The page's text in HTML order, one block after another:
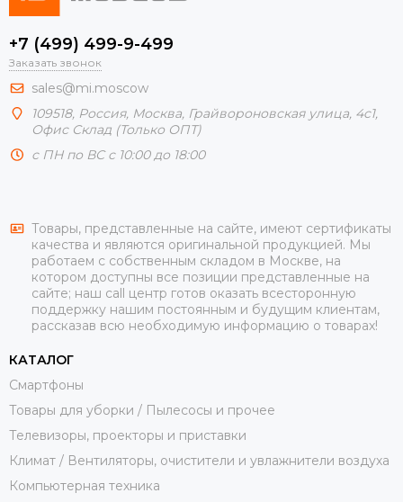
+7 (499) 499-9-499
Заказать звонок
sales@mi.moscow
109518, Россия, Москва, Грайвороновская улица, 4с1,
Офис Склад (Только ОПТ)
с ПН по ВС с 10:00 до 18:00
Товары, представленные на сайте, имеют сертификаты
качества и являются оригинальной продукцией. Мы
работаем с собственным складом в Москве, на
котором доступны все позиции представленные на
сайте; наш call центр готов оказать всесторонную
поддержку нашим постоянным и будущим клиентам,
рассказав всю необходимую информацию о товарах!
КАТАЛОГ
Смартфоны
Товары для уборки / Пылесосы и прочее
Телевизоры, проекторы и приставки
Климат / Вентиляторы, очистители и увлажнители воздуха
Компьютерная техника